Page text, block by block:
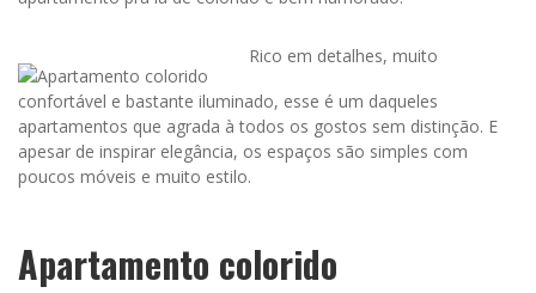
Rico em detalhes, muito
confortável e bastante iluminado, esse é um daqueles
apartamentos que agrada à todos os gostos sem distinção. E
apesar de inspirar elegância, os espaços são simples com
poucos móveis e muito estilo.
Apartamento colorido